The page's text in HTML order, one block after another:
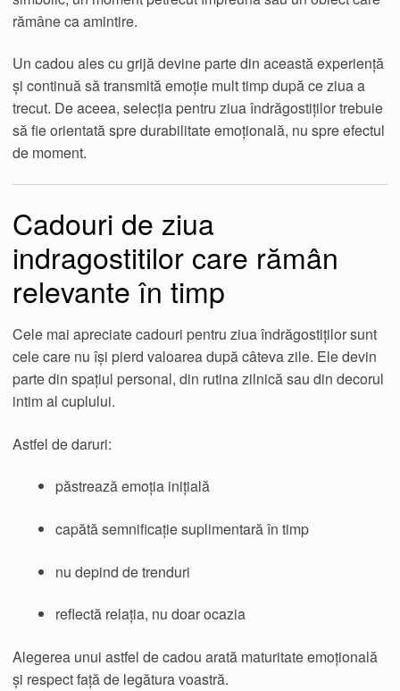
rămâne ca amintire.
Un cadou ales cu grijă devine parte din această experiență
și continuă să transmită emoție mult timp după ce ziua a
trecut. De aceea, selecția pentru ziua îndrăgostiților trebuie
să fie orientată spre durabilitate emoțională, nu spre efectul
de moment.
Cadouri de ziua
indragostitilor care rămân
relevante în timp
Cele mai apreciate cadouri pentru ziua îndrăgostiților sunt
cele care nu își pierd valoarea după câteva zile. Ele devin
parte din spațiul personal, din rutina zilnică sau din decorul
intim al cuplului.
Astfel de daruri:
păstrează emoția inițială
capătă semnificație suplimentară în timp
nu depind de trenduri
reflectă relația, nu doar ocazia
Alegerea unui astfel de cadou arată maturitate emoțională
și respect față de legătura voastră.